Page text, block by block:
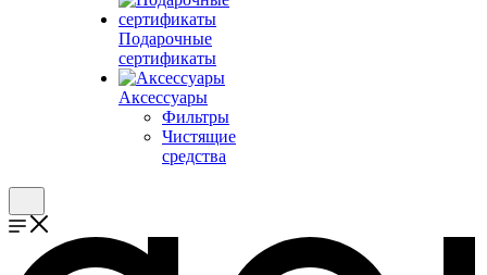
Подарочные
сертификаты
Аксессуары
Фильтры
Чистящие
средства